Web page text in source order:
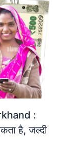
:
है, जल्दी